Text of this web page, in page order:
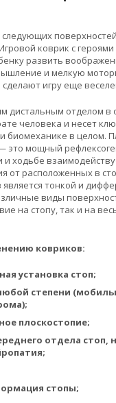
следующих
коврик с
развить
и мелкую
игру еще
дистальным отделом в
человека и несет
биомеханике в целом.
это мощный
и ходьбе
от расположенных в
тонкой и
виды
на стопу, так и на
ковриков:
установка стоп;
степени
плоскостопие;
отдела стоп,
стопы;